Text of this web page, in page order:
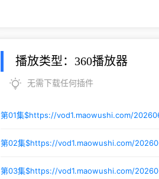
播放类型：360播放器
无需下载任何插件
第01集$https://vod1.maowushi.com/
第02集$https://vod1.maowushi.com/
第03集$https://vod1.maowushi.com/